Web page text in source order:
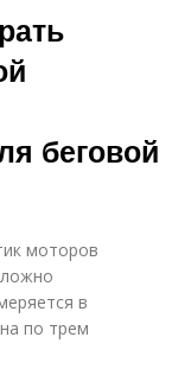
беговой
моторов
в
по трем